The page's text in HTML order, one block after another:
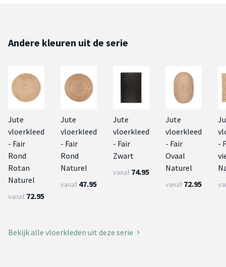
Andere kleuren uit de serie
Jute
vloerkleed
- Fair
Rond
Rotan
Naturel
vanaf 72.95
Jute
vloerkleed
- Fair
Rond
Naturel
vanaf 47.95
Jute
vloerkleed
- Fair
Zwart
vanaf 74.95
Jute
vloerkleed
- Fair
Ovaal
Naturel
vanaf 72.95
-
Bekijk alle vloerkleden uit deze serie